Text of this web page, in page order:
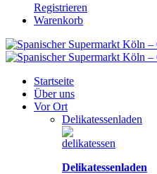
Registrieren
Warenkorb
Startseite
Über uns
Vor Ort
Delikatessenladen
Delikatessenladen